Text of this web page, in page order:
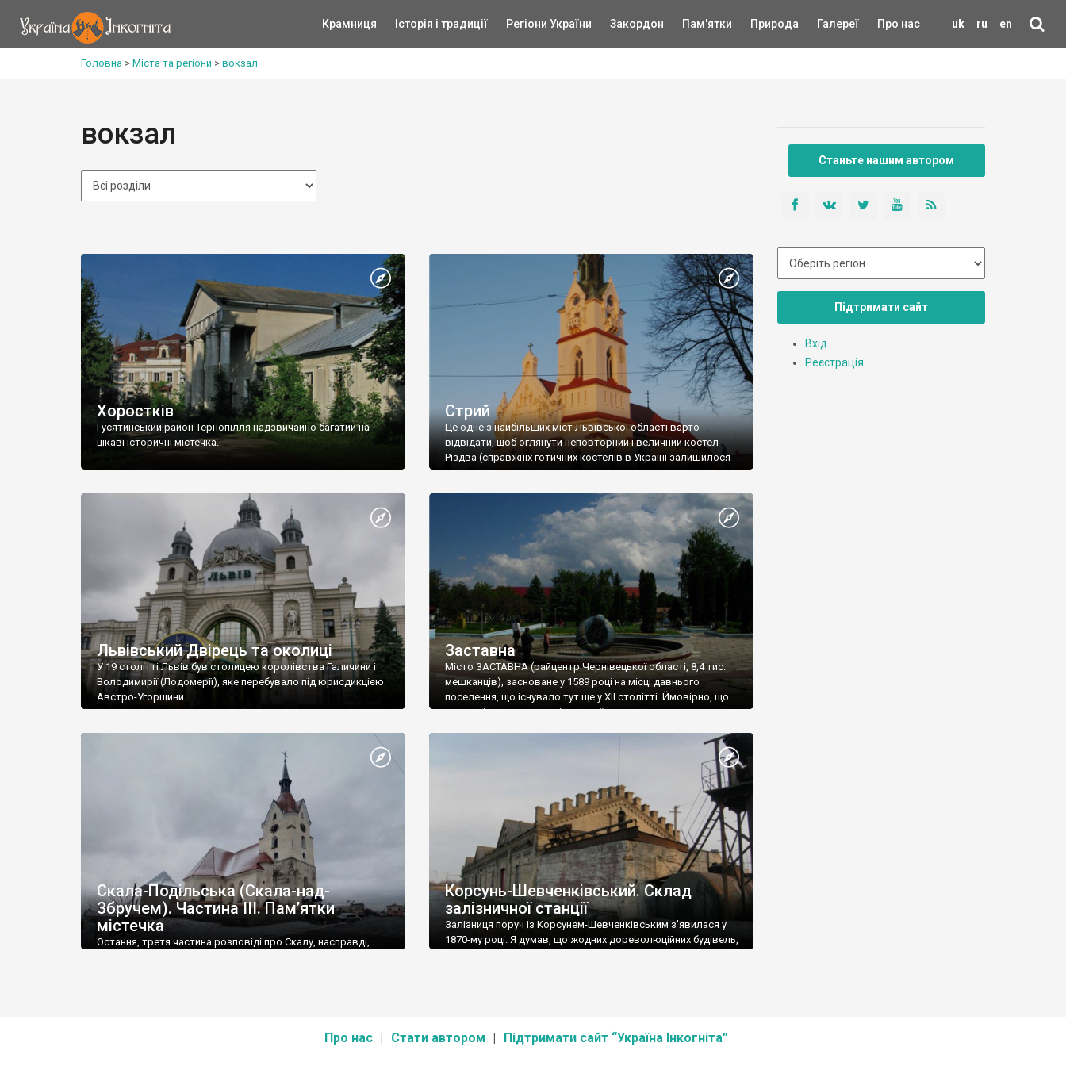
uk ru en
Крамниця Історія і традиції Регіони України Закордон Пам'ятки Природа Галереї Про нас
Головна > Міста та регіони > вокзал
вокзал
Хоростків
Гусятинський район Тернопілля надзвичайно багатий на
цікаві історичні містечка.
Стрий
Це одне з найбільших міст Львівської області варто
відвідати, щоб оглянути неповторний і величний костел
Різдва (справжніх готичних костелів в Україні залишилося
не т
Львівський Двірець та околиці
У 19 столітті Львів був столицею королівства Галичини і
Володимирії (Лодомерії), яке перебувало під юрисдикцією
Австро-Угорщини.
Заставна
Місто ЗАСТАВНА (райцентр Чернівецької області, 8,4 тис.
мешканців), засноване у 1589 році на місці давнього
поселення, що існувало тут ще у ХІІ столітті. Ймовірно, що
назва міста походить від митної застави, яка
також думка, що місце отримало назву завдяки своєму
Скала-Подільська (Скала-над-
Збручем). Частина ІІІ. Пам’ятки
містечка
Остання, третя частина розповіді про Скалу, насправді,
пам’яток австрійської доби. Тільки от виглядає більшість з
Корсунь-Шевченківський. Склад
залізничної станції
Залізниця поруч із Корсунем-Шевченківським з'явилася у
1870-му році. Я думав, що жодних дореволюційних будівель,
Станьте нашим автором
Підтримати сайт
Вхід
Реєстрація
Про нас Стати автором Підтримати сайт “Україна Інкогніта”